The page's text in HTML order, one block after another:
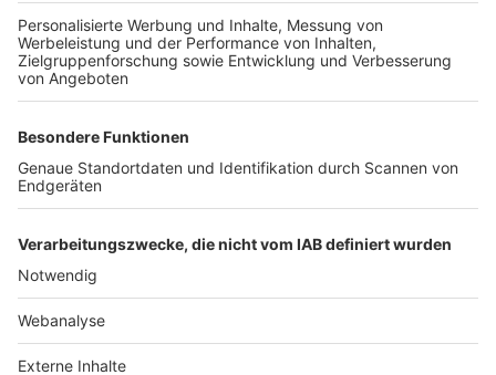
TOP-PARTNER
Nutzungsbedingungen Datenschutz Impressum